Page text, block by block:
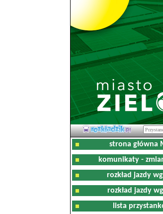
strona główna
komunikaty -
rozkład jazdy
rozkład jazdy
lista